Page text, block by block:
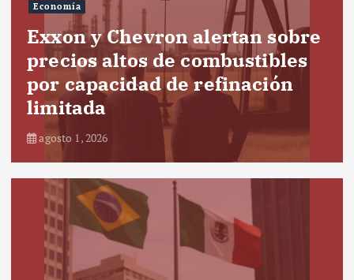
Economía
Exxon y Chevron alertan sobre
precios altos de combustibles
por capacidad de refinación
limitada
agosto 1, 2026